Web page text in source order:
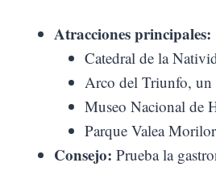
Atracciones principales:
Catedral de la
Arco del Triunfo, un
Museo Nacional de
Parque Valea
Consejo: Prueba la